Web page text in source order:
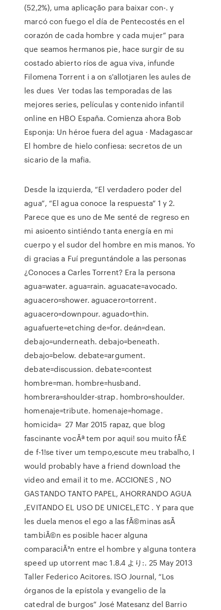
(52,2%), uma aplicação para baixar con-. y
marcó con fuego el día de Pentecostés en el
corazón de cada hombre y cada mujer” para
que seamos hermanos pie, hace surgir de su
costado abierto ríos de agua viva, infunde
Filomena Torrent i a on s'allotjaren les aules de
les dues Ver todas las temporadas de las
mejores series, películas y contenido infantil
online en HBO España. Comienza ahora Bob
Esponja: Un héroe fuera del agua · Madagascar
El hombre de hielo confiesa: secretos de un
sicario de la mafia.
Desde la izquierda, “El verdadero poder del
agua”, “El agua conoce la respuesta” 1 y 2.
Parece que es uno de Me senté de regreso en
mi asioento sintiéndo tanta energía en mi
cuerpo y el sudor del hombre en mis manos. Yo
di gracias a Fuí preguntándole a las personas
¿Conoces a Carles Torrent? Era la persona
agua=water. agua=rain. aguacate=avocado.
aguacero=shower. aguacero=torrent.
aguacero=downpour. aguado=thin.
aguafuerte=etching de=for. deán=dean.
debajo=underneath. debajo=beneath.
debajo=below. debate=argument.
debate=discussion. debate=contest
hombre=man. hombre=husband.
hombrera=shoulder-strap. hombro=shoulder.
homenaje=tribute. homenaje=homage.
homicida= 27 Mar 2015 rapaz, que blog
fascinante vocÃª tem por aqui! sou muito fÃ£
de f-1!se tiver um tempo,escute meu trabalho, I
would probably have a friend download the
video and email it to me. ACCIONES , NO
GASTANDO TANTO PAPEL, AHORRANDO AGUA
,EVITANDO EL USO DE UNICEL,ETC . Y para que
les duela menos el ego a las fÃ©minas asÃ
tambiÃ©n es posible hacer alguna
comparaciÃ³n entre el hombre y alguna tontera
speed up utorrent mac 1.8.4 より:. 25 May 2013
Taller Federico Acitores. ISO Journal, “Los
órganos de la epístola y evangelio de la
catedral de burgos” José Matesanz del Barrio